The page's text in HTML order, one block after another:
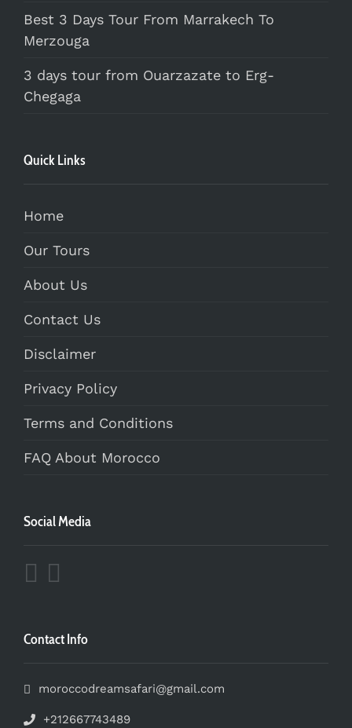
Best 3 Days Tour From Marrakech To
Merzouga
3 days tour from Ouarzazate to Erg-
Chegaga
Quick Links
Home
Our Tours
About Us
Contact Us
Disclaimer
Privacy Policy
Terms and Conditions
FAQ About Morocco
Social Media
Contact Info
moroccodreamsafari@gmail.com
+212667743489